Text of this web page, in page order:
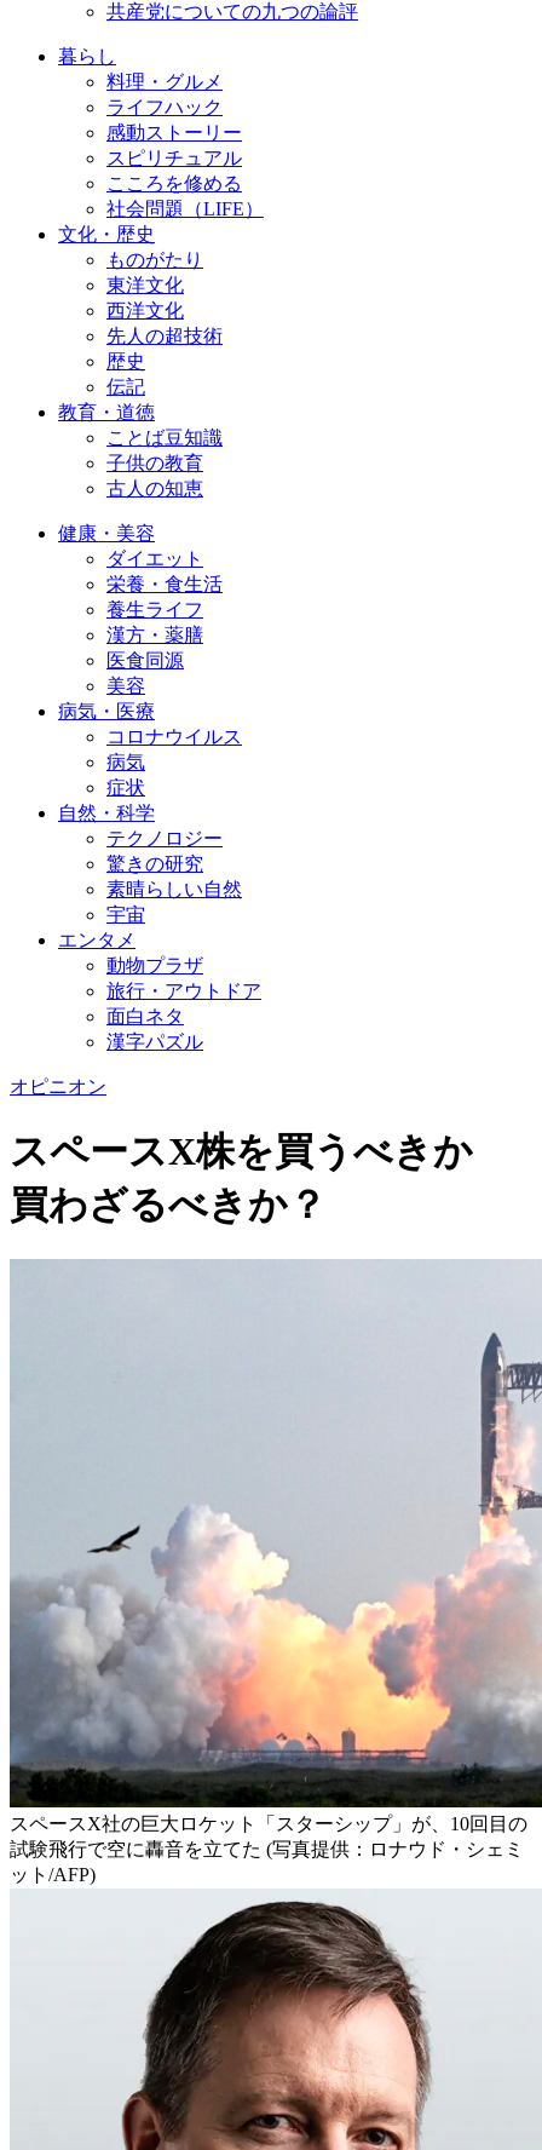
共産党についての九つの論評
暮らし
料理・グルメ
ライフハック
感動ストーリー
スピリチュアル
こころを修める
社会問題（LIFE）
文化・歴史
ものがたり
東洋文化
西洋文化
先人の超技術
歴史
伝記
教育・道徳
ことば豆知識
子供の教育
古人の知恵
健康・美容
ダイエット
栄養・食生活
養生ライフ
漢方・薬膳
医食同源
美容
病気・医療
コロナウイルス
病気
症状
自然・科学
テクノロジー
驚きの研究
素晴らしい自然
宇宙
エンタメ
動物プラザ
旅行・アウトドア
面白ネタ
漢字パズル
オピニオン
スペースX株を買うべきか
買わざるべきか？
スペースX社の巨大ロケット「スターシップ」が、10回目の
試験飛行で空に轟音を立てた (写真提供：ロナウド・シェミ
ット/AFP)